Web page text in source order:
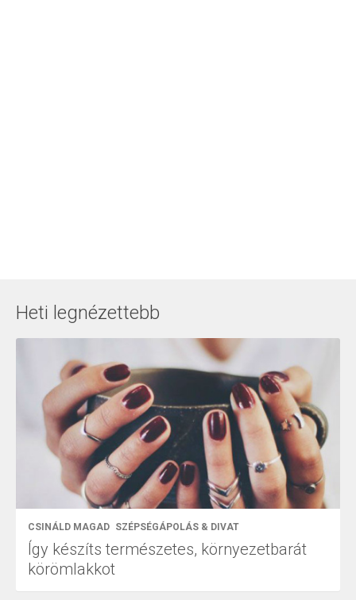
Heti legnézettebb
CSINÁLD MAGAD SZÉPSÉGÁPOLÁS & DIVAT
Így készíts természetes, környezetbarát
körömlakkot